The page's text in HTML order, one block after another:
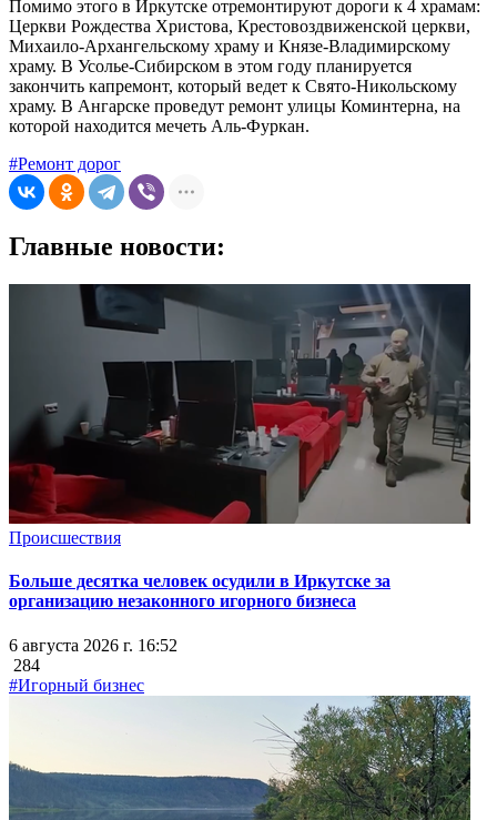
Помимо этого в Иркутске отремонтируют дороги к 4 храмам:
Церкви Рождества Христова, Крестовоздвиженской церкви,
Михаило-Архангельскому храму и Князе-Владимирскому
храму. В Усолье-Сибирском в этом году планируется
закончить капремонт, который ведет к Свято-Никольскому
храму. В Ангарске проведут ремонт улицы Коминтерна, на
которой находится мечеть Аль-Фуркан.
#Ремонт дорог
Главные новости:
Происшествия
Больше десятка человек осудили в Иркутске за
организацию незаконного игорного бизнеса
6 августа 2026 г. 16:52
284
#Игорный бизнес